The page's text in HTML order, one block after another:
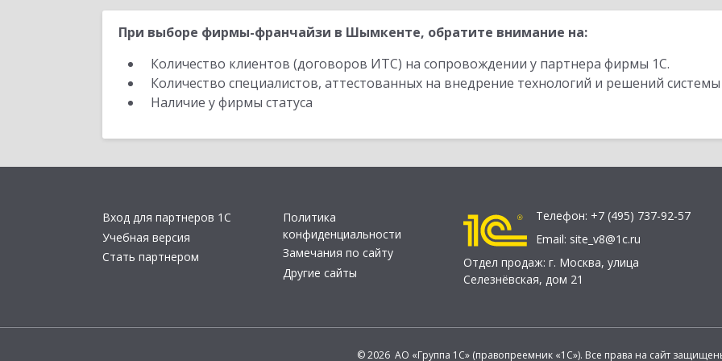
При выборе фирмы-франчайзи в Шымкенте, обратите внимание на:
Количество клиентов (договоров ИТС) на сопровождении у партнера фирмы 1С.
Количество специалистов, аттестованных на внедрение технологий и решений
Наличие у фирмы статуса
Вход для партнеров 1С
Учебная версия
Стать партнером
Политика
конфиденциальности
Замечания по сайту
Другие сайты
Телефон: +7 (495) 737-92-57
Email: site_v8@1c.ru
Отдел продаж: г. Москва, улица
Селезнёвская, дом 21
© 2026 АО «Группа 1С» (правопреемник «1С»). Все права на сайт